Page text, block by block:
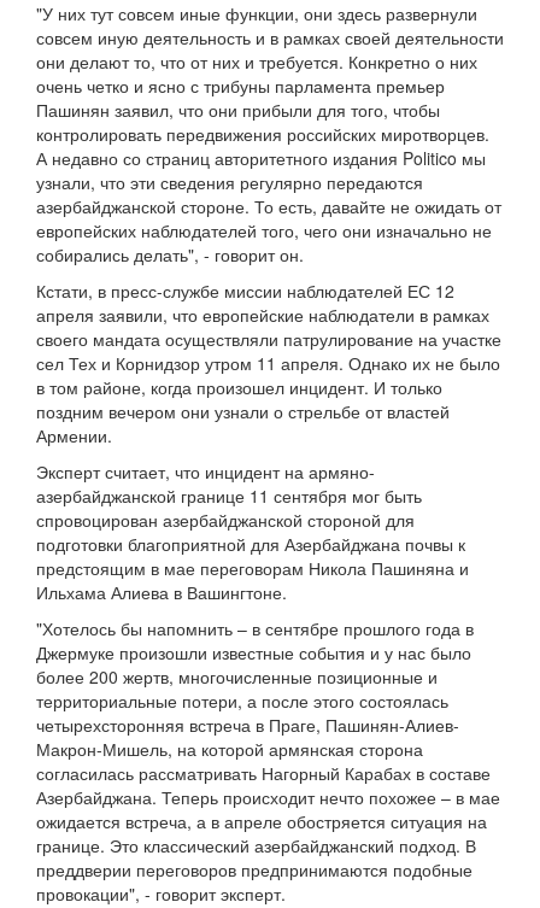
"У них тут совсем иные функции, они здесь развернули
совсем иную деятельность и в рамках своей деятельности
они делают то, что от них и требуется. Конкретно о них
очень четко и ясно с трибуны парламента премьер
Пашинян заявил, что они прибыли для того, чтобы
контролировать передвижения российских миротворцев.
А недавно со страниц авторитетного издания Politico мы
узнали, что эти сведения регулярно передаются
азербайджанской стороне. То есть, давайте не ожидать от
европейских наблюдателей того, чего они изначально не
собирались делать", - говорит он.
Кстати, в пресс-службе миссии наблюдателей ЕС 12
апреля заявили, что европейские наблюдатели в рамках
своего мандата осуществляли патрулирование на участке
сел Тех и Корнидзор утром 11 апреля. Однако их не было
в том районе, когда произошел инцидент. И только
поздним вечером они узнали о стрельбе от властей
Армении.
Эксперт считает, что инцидент на армяно-
азербайджанской границе 11 сентября мог быть
спровоцирован азербайджанской стороной для
подготовки благоприятной для Азербайджана почвы к
предстоящим в мае переговорам Никола Пашиняна и
Ильхама Алиева в Вашингтоне.
"Хотелось бы напомнить – в сентябре прошлого года в
Джермуке произошли известные события и у нас было
более 200 жертв, многочисленные позиционные и
территориальные потери, а после этого состоялась
четырехсторонняя встреча в Праге, Пашинян-Алиев-
Макрон-Мишель, на которой армянская сторона
согласилась рассматривать Нагорный Карабах в составе
Азербайджана. Теперь происходит нечто похожее – в мае
ожидается встреча, а в апреле обостряется ситуация на
границе. Это классический азербайджанский подход. В
преддверии переговоров предпринимаются подобные
провокации", - говорит эксперт.